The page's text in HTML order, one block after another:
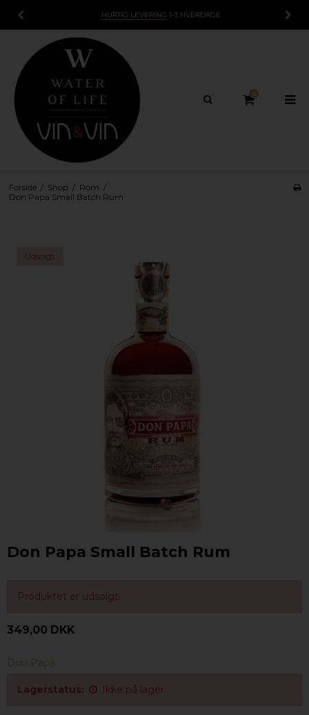
HURTIG LEVERING 1-3 HVERDAGE
0
Forside / Shop / Rom /
Don Papa Small Batch Rum
Udsolgt
Don Papa Small Batch Rum
Produktet er udsolgt.
349,00 DKK
Don Papa
Lagerstatus: Ikke på lager